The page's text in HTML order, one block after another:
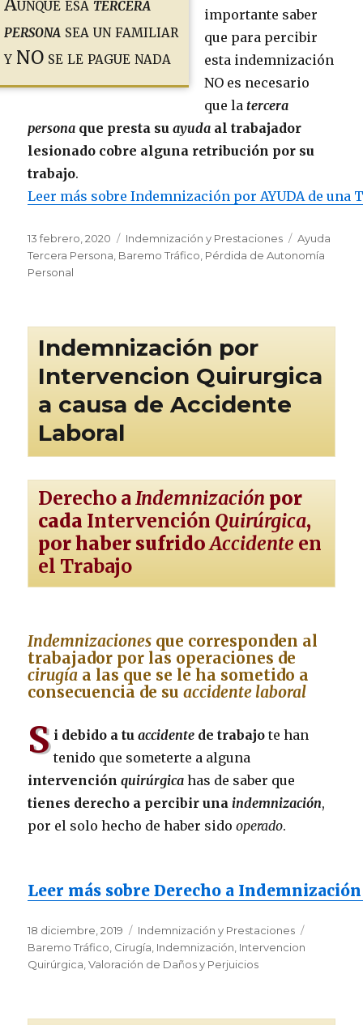
personasea un familiar
y NO se le pague nada
importante saber
que para percibir
esta indemnización
NO es necesario
que latercera
persona que presta suayuda al trabajador
lesionado cobre alguna retribución por su
trabajo.
Leer más sobre Indemnización por AYUDA de una
Publicado
el
13 febrero, 2020 Categorías
Indemnización y Prestaciones Etiquetas
Ayuda
Tercera Persona Baremo Tráfico Pérdida de Autonomía
Personal
Indemnización por
Intervencion Quirurgica
a causa de Accidente
Laboral
Derecho aIndemnización por
cada Intervención Quirúrgica,
por haber sufridoAccidente en
el Trabajo
Indemnizaciones que corresponden al
trabajador por las operaciones de
cirugía a las que se le ha sometido a
consecuencia de suaccidente laboral
S i debido a tu accidentede trabajote han
tenido que someterte a alguna
intervenciónquirúrgica has de saber que
tienes derecho a percibir una indemnización,
por el solo hecho de haber sidooperado.
Leer más sobre Derecho a
Publicado
el
18 diciembre, 2019 Categorías
Indemnización y Prestaciones
Baremo Tráfico Cirugía Indemnización Intervencion
Quirúrgica ,Valoración de Daños y Perjuicios